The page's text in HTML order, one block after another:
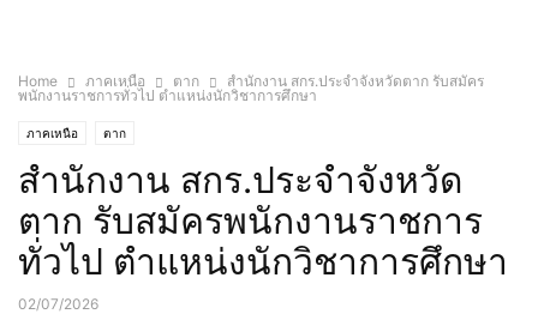
Home ภาคเหนือ ตาก
สำนักงาน สกร.ประจำจังหวัดตาก รับสมัคร
พนักงานราชการทั่วไป ตำแหน่งนักวิชาการศึกษา
ภาคเหนือ ตาก
สำนักงาน สกร.ประจำจังหวัด
ตาก รับสมัครพนักงานราชการ
ทั่วไป ตำแหน่งนักวิชาการศึกษา
02/07/2026